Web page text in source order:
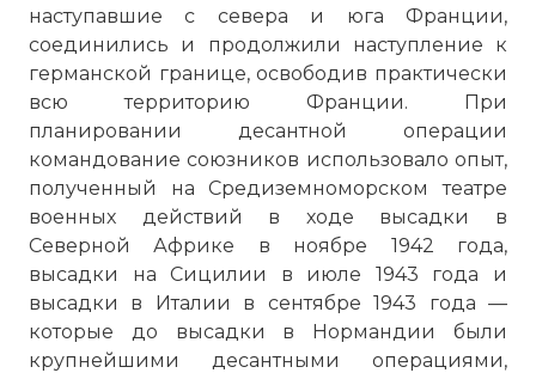
наступавшие с севера и юга Франции,
соединились и продолжили наступление к
германской границе, освободив практически
всю территорию Франции. При
планировании десантной операции
командование союзников использовало опыт,
полученный на Средиземноморском театре
военных действий в ходе высадки в
Северной Африке в ноябре 1942 года,
высадки на Сицилии в июле 1943 года и
высадки в Италии в сентябре 1943 года —
которые до высадки в Нормандии были
крупнейшими десантными операциями,